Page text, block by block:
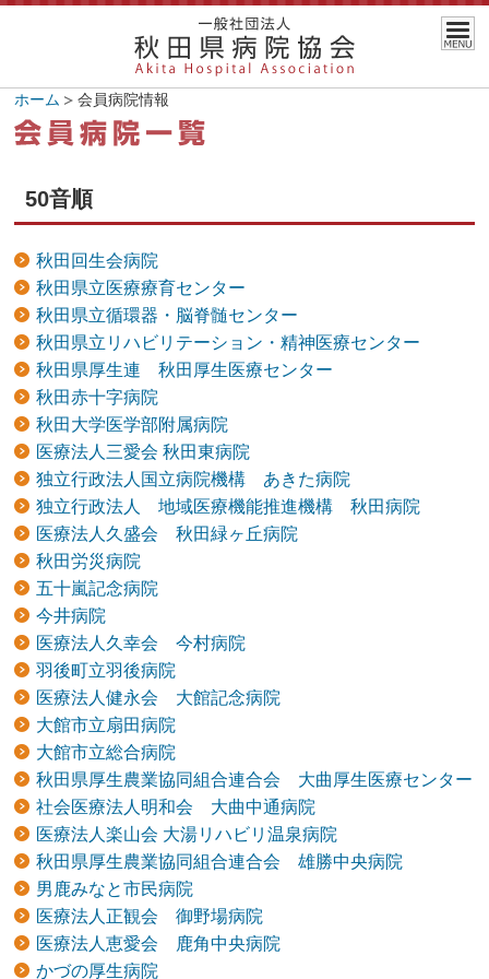
ホーム 会員病院情報
50音順
秋田回生会病院
秋田県立医療療育センター
秋田県立循環器・脳脊髄センター
秋田県立リハビリテーション・精神医療センター
秋田県厚生連 秋田厚生医療センター
秋田赤十字病院
秋田大学医学部附属病院
医療法人三愛会 秋田東病院
独立行政法人国立病院機構 あきた病院
独立行政法人 地域医療機能推進機構 秋田病院
医療法人久盛会 秋田緑ヶ丘病院
秋田労災病院
五十嵐記念病院
今井病院
医療法人久幸会 今村病院
羽後町立羽後病院
医療法人健永会 大館記念病院
大館市立扇田病院
大館市立総合病院
秋田県厚生農業協同組合連合会 大曲厚生医療センター
社会医療法人明和会 大曲中通病院
医療法人楽山会 大湯リハビリ温泉病院
秋田県厚生農業協同組合連合会 雄勝中央病院
男鹿みなと市民病院
医療法人正観会 御野場病院
医療法人恵愛会 鹿角中央病院
かづの厚生病院